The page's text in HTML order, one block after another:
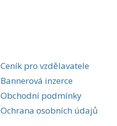
Ceník pro vzdělavatele
Bannerová inzerce
Obchodní podmínky
Ochrana osobních údajů